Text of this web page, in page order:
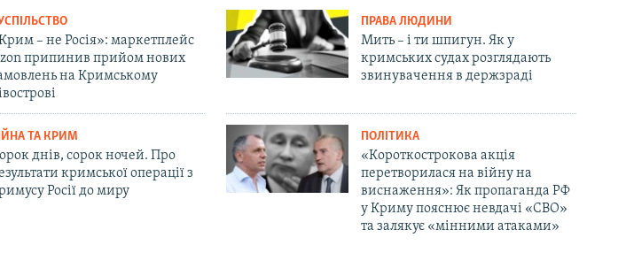
– не Росія»: маркетплейс
припинив прийом нових
на Кримському
ПРАВА ЛЮДИНИ
Мить – і ти шпигун. Як у
кримських судах розглядають
звинувачення в держзраді
ТА КРИМ
днів, сорок ночей. Про
кримської операції з
Росії до миру
ПОЛІТИКА
«Короткострокова акція
перетворилася на війну на
виснаження»: Як пропаганда РФ
у Криму пояснює невдачі «СВО»
та залякує «мінними атаками»